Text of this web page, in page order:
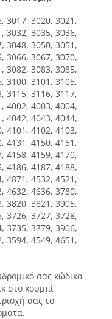
3017, 3020, 3021,
3032, 3035, 3036,
3048, 3050, 3051,
3066, 3067, 3070,
3082, 3083, 3085,
3100, 3101, 3105,
3115, 3116, 3117,
4002, 4003, 4004,
4042, 4043, 4044,
4101, 4102, 4103,
4131, 4150, 4151,
4158, 4159, 4170,
4186, 4187, 4188,
4871, 4532, 4521,
4632, 4636, 3780,
3820, 3821, 3905,
3726, 3727, 3728,
3735, 3779, 3906,
3594, 4549, 4651,
σας κώδικα
στο κουμπί
σας το